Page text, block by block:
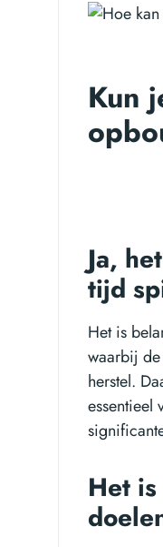
Kun
Ja,
tijd
Het is
waarbij
herstel.
essentieel
Het